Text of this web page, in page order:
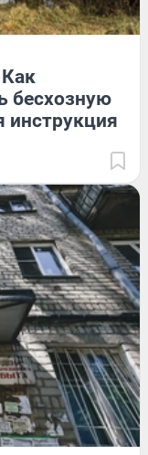
бесхозную
инструкция